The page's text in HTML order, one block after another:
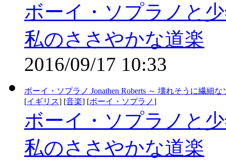
ボーイ・ソプラノと
私のささやかな道楽
2016/09/17 10:33
ボーイ・ソプラノ Jonathen Roberts ～ 壊れそうに繊細な
[イギリス] [音楽] [ボーイ・ソプラノ]
ボーイ・ソプラノと
私のささやかな道楽